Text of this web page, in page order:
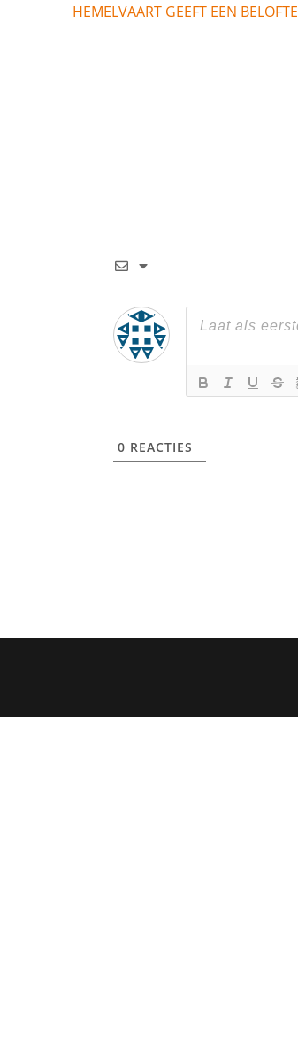
Bericht
HEMELVAART GEEFT EEN BELOFTE
0 REACTIES